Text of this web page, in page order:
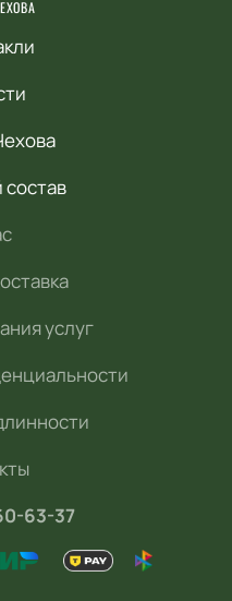
состав
услуг
63-37